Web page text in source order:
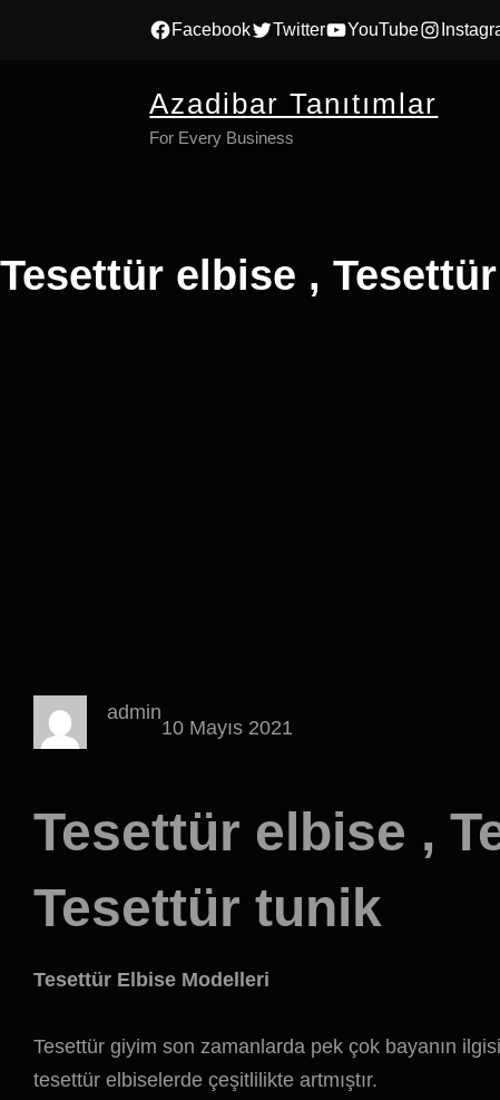
Facebook Twitter YouTube
Azadibar Tanıtımlar
For Every Business
Tesettür elbise ,
admin
10 Mayıs 2021
Tesettür elbise ,
Tesettür tunik
Tesettür Elbise Modelleri
Tesettür giyim son zamanlarda pek çok bayanın
tesettür elbiselerde çeşitlilikte artmıştır.